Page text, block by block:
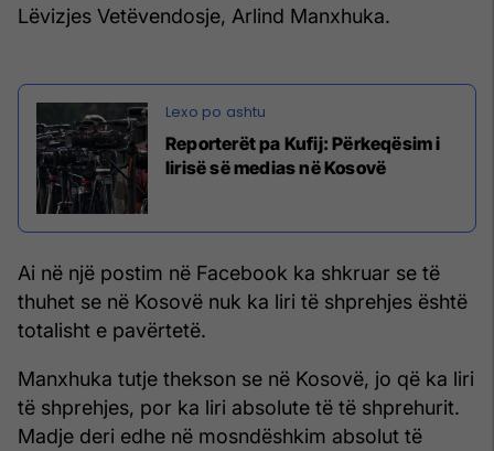
Lëvizjes Vetëvendosje, Arlind Manxhuka.
Reporterët pa Kufij: Përkeqësim i
lirisë së medias në Kosovë
Ai në një postim në Facebook ka shkruar se të
thuhet se në Kosovë nuk ka liri të shprehjes është
totalisht e pavërtetë.
Manxhuka tutje thekson se në Kosovë, jo që ka liri
të shprehjes, por ka liri absolute të të shprehurit.
Madje deri edhe në mosndëshkim absolut të